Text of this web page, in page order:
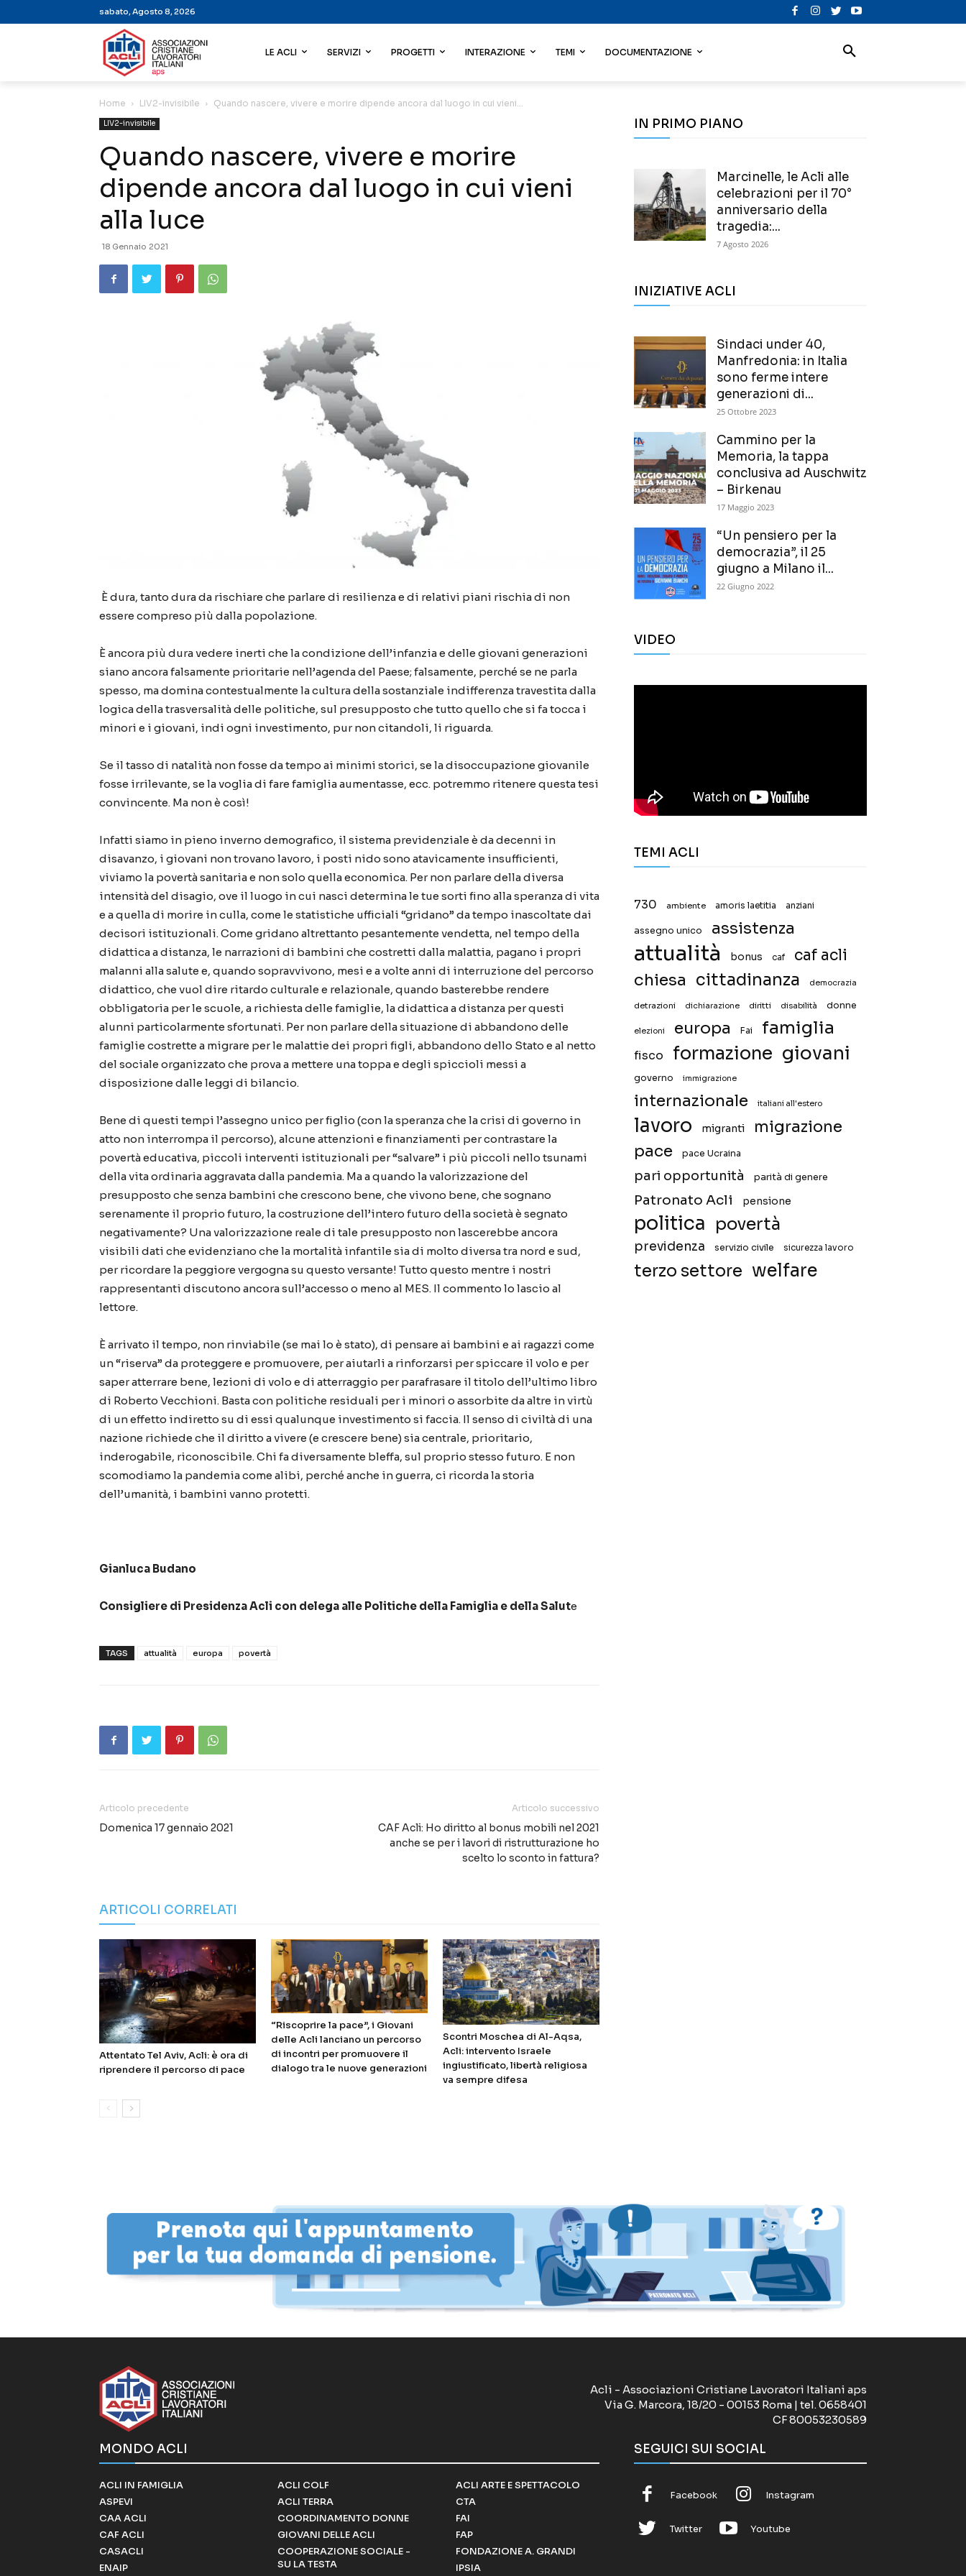
sabato, Agosto 8, 2026
LE ACLI SERVIZI PROGETTI INTERAZIONE TEMI DOCUMENTAZIONE
Home LIV2-invisibile Quando nascere, vivere e morire dipende ancora dal luogo in cui vieni...
LIV2-invisibile
Quando nascere, vivere e morire
dipende ancora dal luogo in cui vieni
alla luce
18 Gennaio 2021
È dura, tanto dura da rischiare che parlare di resilienza e di relativi piani rischia di non
essere compreso più dalla popolazione.
È ancora più dura vedere inerti che la condizione dell’infanzia e delle giovani generazioni
siano ancora falsamente prioritarie nell’agenda del Paese; falsamente, perché se ne parla
spesso, ma domina contestualmente la cultura della sostanziale indifferenza travestita dalla
logica della trasversalità delle politiche, sul presupposto che tutto quello che si fa tocca i
minori e i giovani, indi ogni investimento, pur non citandoli, li riguarda.
Se il tasso di natalità non fosse da tempo ai minimi storici, se la disoccupazione giovanile
fosse irrilevante, se la voglia di fare famiglia aumentasse, ecc. potremmo ritenere questa tesi
convincente. Ma non è così!
Infatti siamo in pieno inverno demografico, il sistema previdenziale è da decenni in
disavanzo, i giovani non trovano lavoro, i posti nido sono atavicamente insufficienti,
viviamo la povertà sanitaria e non solo quella economica. Per non parlare della diversa
intensità del disagio, ove il luogo in cui nasci determina le tue sorti fino alla speranza di vita
e a quella di morire in culla, come le statistiche ufficiali “gridano” da tempo inascoltate dai
decisori istituzionali. Come gridano altrettanto pesantemente vendetta, nel tempo della
didattica a distanza, le narrazioni di bambini che costretti dalla malattia, pagano i propri
malanni alla salute e, quando sopravvivono, mesi e a volte anni di interruzione del percorso
didattico, che vuol dire ritardo culturale e relazionale, quando basterebbe rendere
obbligatoria per le scuole, a richiesta delle famiglie, la didattica a distanza per questi
alunni particolarmente sfortunati. Per non parlare della situazione di abbandono delle
famiglie costrette a migrare per le malattie dei propri figli, abbandono dello Stato e al netto
del sociale organizzato che prova a mettere una toppa e degli spiccioli messi a
disposizione dalle leggi di bilancio.
Bene di questi tempi l’assegno unico per figlio (con la speranza che la crisi di governo in
atto non interrompa il percorso), alcune attenzioni e finanziamenti per contrastare la
povertà educativa, piccoli interventi istituzionali per “salvare” i più piccoli nello tsunami
della vita ordinaria aggravata dalla pandemia. Ma a quando la valorizzazione del
presupposto che senza bambini che crescono bene, che vivono bene, che sognano
serenamente il proprio futuro, la costruzione dell’intero futuro della società è segnato
negativamente? Una valorizzazione reale di tale presupposto non lascerebbe ancora
visibili dati che evidenziano che la mortalità infantile sia di molto diversa tra nord e sud,
per ricordare la peggiore vergogna su questo versante! Tutto questo mentre i nostri
rappresentanti discutono ancora sull’accesso o meno al MES. Il commento lo lascio al
lettore.
È arrivato il tempo, non rinviabile (se mai lo è stato), di pensare ai bambini e ai ragazzi come
un “riserva” da proteggere e promuovere, per aiutarli a rinforzarsi per spiccare il volo e per
saper atterrare bene, lezioni di volo e di atterraggio per parafrasare il titolo dell’ultimo libro
di Roberto Vecchioni. Basta con politiche residuali per i minori o assorbite da altre in virtù
di un effetto indiretto su di essi qualunque investimento si faccia. Il senso di civiltà di una
nazione richiede che il diritto a vivere (e crescere bene) sia centrale, prioritario,
inderogabile, riconoscibile. Chi fa diversamente bleffa, sul proprio stesso futuro. E non
scomodiamo la pandemia come alibi, perché anche in guerra, ci ricorda la storia
dell’umanità, i bambini vanno protetti.
Gianluca Budano
Consigliere di Presidenza Acli con delega alle Politiche della Famiglia e della Salute
TAGS attualità europa povertà
Articolo precedente
Domenica 17 gennaio 2021
Articolo successivo
CAF Acli: Ho diritto al bonus mobili nel 2021
anche se per i lavori di ristrutturazione ho
scelto lo sconto in fattura?
ARTICOLI CORRELATI
Attentato Tel Aviv, Acli: è ora di
riprendere il percorso di pace
“Riscoprire la pace”, i Giovani
delle Acli lanciano un percorso
di incontri per promuovere il
dialogo tra le nuove generazioni
Scontri Moschea di Al-Aqsa,
Acli: intervento Israele
ingiustificato, libertà religiosa
va sempre difesa
IN PRIMO PIANO
Marcinelle, le Acli alle
celebrazioni per il 70°
anniversario della
tragedia:...
7 Agosto 2026
INIZIATIVE ACLI
Sindaci under 40,
Manfredonia: in Italia
sono ferme intere
generazioni di...
25 Ottobre 2023
Cammino per la
Memoria, la tappa
conclusiva ad Auschwitz
– Birkenau
17 Maggio 2023
“Un pensiero per la
democrazia”, il 25
giugno a Milano il...
22 Giugno 2022
VIDEO
TEMI ACLI
730 ambiente amoris laetitia anziani
assegno unico assistenza
attualità bonus caf caf acli
chiesa cittadinanza democrazia
detrazioni dichiarazione diritti disabilità donne
elezioni europa Fai famiglia
fisco formazione giovani
governo immigrazione
internazionale italiani all'estero
lavoro migranti
migrazione
pace
pace Ucraina
pari opportunità parità di genere
Patronato Acli pensione
politica povertà
previdenza servizio civile sicurezza lavoro
terzo settore welfare
Acli - Associazioni Cristiane Lavoratori Italiani aps
Via G. Marcora, 18/20 - 00153 Roma | tel. 0658401
CF 80053230589
MONDO ACLI
ACLI IN FAMIGLIA
ASPEVI
CAA ACLI
CAF ACLI
CASACLI
ENAIP
ACLI COLF
ACLI TERRA
COORDINAMENTO DONNE
GIOVANI DELLE ACLI
COOPERAZIONE SOCIALE -
SU LA TESTA
ACLI ARTE E SPETTACOLO
CTA
FAI
FAP
FONDAZIONE A. GRANDI
IPSIA
SEGUICI SUI SOCIAL
Facebook Instagram
Twitter Youtube